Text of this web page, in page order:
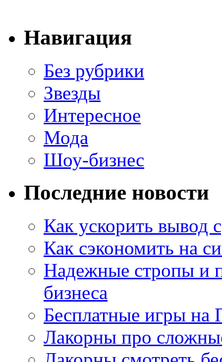
Навигация
Без рубрики
Звезды
Интересное
Мода
Шоу-бизнес
Последние новости
Как ускорить вывод
Как сэкономить на
Надежные стропы и
бизнеса
Бесплатные игры на
Лакорны про